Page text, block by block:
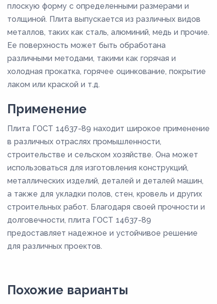
плоскую форму с определенными размерами и
толщиной. Плита выпускается из различных видов
металлов, таких как сталь, алюминий, медь и прочие.
Ее поверхность может быть обработана
различными методами, такими как горячая и
холодная прокатка, горячее оцинкование, покрытие
лаком или краской и т.д.
Применение
Плита ГОСТ 14637-89 находит широкое применение
в различных отраслях промышленности,
строительстве и сельском хозяйстве. Она может
использоваться для изготовления конструкций,
металлических изделий, деталей и деталей машин,
а также для укладки полов, стен, кровель и других
строительных работ. Благодаря своей прочности и
долговечности, плита ГОСТ 14637-89
предоставляет надежное и устойчивое решение
для различных проектов.
Похожие варианты